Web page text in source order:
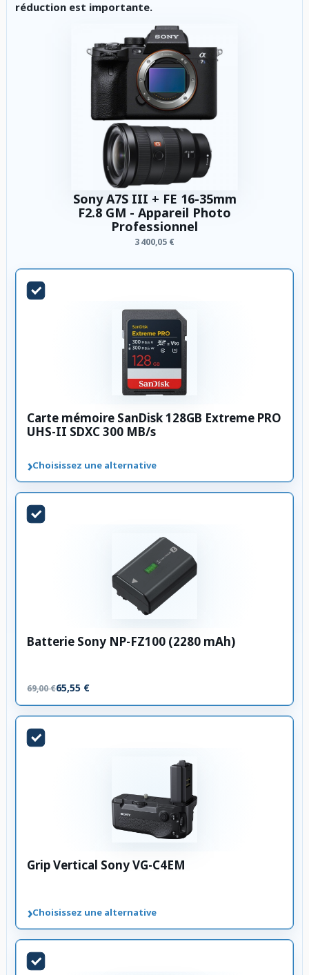
réduction est importante.
Sony A7S III + FE 16-35mm
F2.8 GM - Appareil Photo
Professionnel
3 400,05 €
Carte mémoire SanDisk 128GB Extreme PRO
UHS-II SDXC 300 MB/s
›Choisissez une alternative
Batterie Sony NP-FZ100 (2280 mAh)
69,00 €65,55 €
Grip Vertical Sony VG-C4EM
›Choisissez une alternative